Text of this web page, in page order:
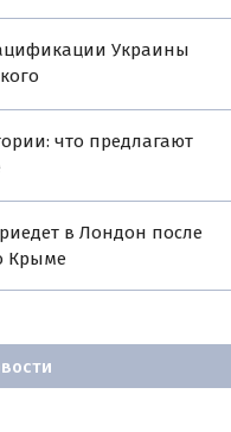
Украины
что предлагают
в Лондон после
Крыме